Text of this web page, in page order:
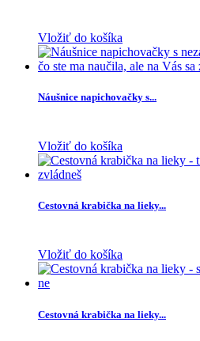
Vložiť do košíka
Náušnice napichovačky s...
Vložiť do košíka
Cestovná krabička na lieky...
Vložiť do košíka
Cestovná krabička na lieky...